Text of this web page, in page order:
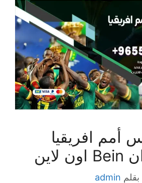
أمم افريقيا
بقلم admin